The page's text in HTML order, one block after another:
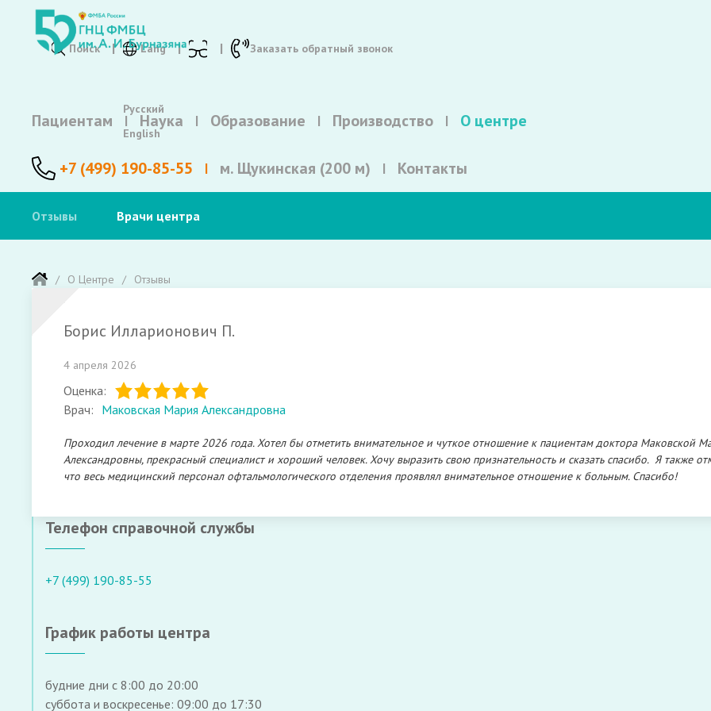
Поиск Lang
Русский
English
Заказать обратный звонок
Пациентам Наука Образование Производство О центре
+7 (499) 190-85-55 м. Щукинская (200 м) Контакты
Отзывы Врачи центра
О Центре Отзывы
Борис Илларионович П.
4 апреля 2026
Оценка:
Врач: Маковская Мария Александровна
Проходил лечение в марте 2026 года. Хотел бы отметить внимательное и чуткое отношение к пациентам доктора Маковской
Александровны, прекрасный специалист и хороший человек. Хочу выразить свою признательность и сказать спасибо. Я также
что весь медицинский персонал офтальмологического отделения проявлял внимательное отношение к больным. Спасибо!
Телефон справочной службы
+7 (499) 190-85-55
График работы центра
будние дни с 8:00 до 20:00
суббота и воскресенье: 09:00 до 17:30